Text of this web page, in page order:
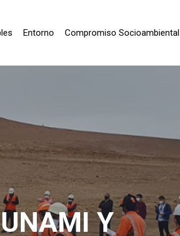
Entorno Compromiso Socioambiental
Y